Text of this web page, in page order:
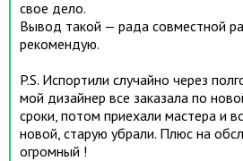
свое дело.
Вывод такой — рада совместной
рекомендую.
P.S. Испортили случайно через
мой дизайнер все заказала по
сроки, потом приехали мастера и
новой, старую убрали. Плюс на
огромный !